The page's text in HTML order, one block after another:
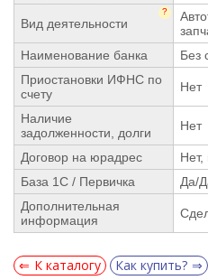
Вид деятельности
?
Наименование банка
Без
Приостановки ИФНС по
счету
Нет
Наличие
задолженности, долги
Нет
Договор на юрадрес
База 1С / Первичка
Да/
Дополнительная
информация
К каталогу Как купить?